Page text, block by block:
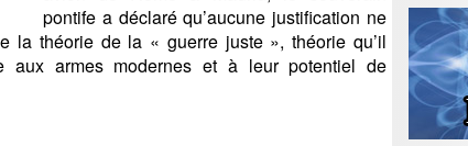
pontife a déclaré qu’aucune justification ne
la théorie de la « guerre juste », théorie qu’il
aux armes modernes et à leur potentiel de